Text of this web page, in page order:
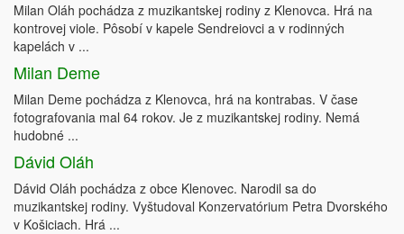
Milan Oláh pochádza z muzikantskej rodiny z Klenovca. Hrá na
kontrovej viole. Pôsobí v kapele Sendreiovci a v rodinných
kapelách v ...
Milan Deme
Milan Deme pochádza z Klenovca, hrá na kontrabas. V čase
fotografovania mal 64 rokov. Je z muzikantskej rodiny. Nemá
hudobné ...
Dávid Oláh
Dávid Oláh pochádza z obce Klenovec. Narodil sa do
muzikantskej rodiny. Vyštudoval Konzervatórium Petra Dvorského
v Košiciach. Hrá ...